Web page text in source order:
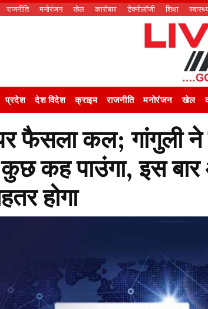
राजनीति मनोरंजन खेल कारोबार टेक्नोलॉजी शिक्षा
प्रदेश देश विदेश क्राइम राजनीति मनोरंजन खेल
फैसला कल; गांगुली
कह पाउंगा, इस
होगा